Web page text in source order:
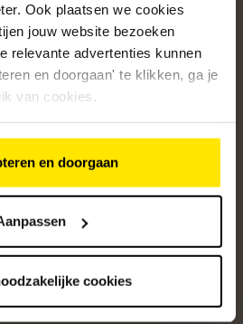
Ook plaatsen we cookies
jouw website bezoeken
relevante advertenties kunnen
en doorgaan' te klikken, ga je
van cookies.
en doorgaan
cookies
onze acties
en persoonlijk advies.